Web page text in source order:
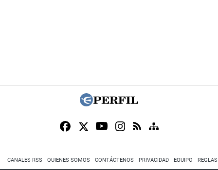
CANALES RSS QUIENES SOMOS CONTÁCTENOS PRIVACIDAD EQUIPO